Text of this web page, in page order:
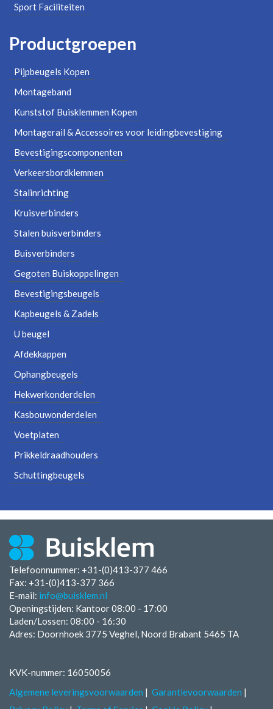
Sport Faciliteiten
Productgroepen
Pijpbeugels Kopen
Montageband
Kunststof Buisklemmen Kopen
Montagerail & Accessoires voor leidingbevestiging
Bevestigingscomponenten
Verkeersbordklemmen
Stalinrichting
Kruisverbinders
Stalen buisverbinders
Buisverbinders
Gegoten Buiskoppelingen
Bevestigingsbeugels
Kapbeugels & Zadels
U beugel
Afdekkappen
Ophangbeugels
Hekwerkonderdelen
Kasbouwonderdelen
Voetplaten
Prikkeldraadhouders
Schuttingbeugels
Telefoonnummer: +31-(0)413-377 466
Fax: +31-(0)413-377 366
E-mail: info@buisklem.nl
Openingstijden: Kantoor 08:00 - 17:00
Laden/Lossen: 08:00 - 16:30
Adres: Doornhoek 3775 Veghel, Noord Brabant 5465 TA
KVK-nummer: 16050056
Algemene leveringsvoorwaarden
Garantievoorwaarden